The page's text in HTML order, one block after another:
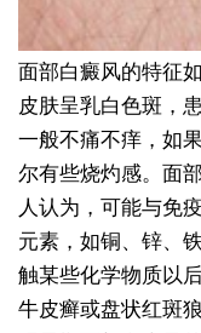
面部白癜风的特征如
皮肤呈乳白色斑，
一般不痛不痒，如
尔有些烧灼感。面
人认为，可能与免
元素，如铜、锌、
触某些化学物质以
牛皮癣或盘状红斑